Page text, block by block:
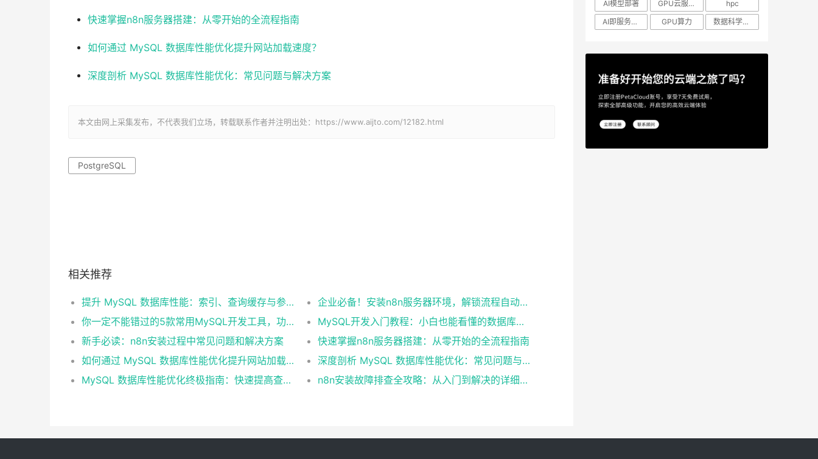
快速掌握n8n服务器搭建：从零开始的全流程指南
如何通过 MySQL 数据库性能优化提升网站加载速度？
深度剖析 MySQL 数据库性能优化：常见问题与解决方案
本文由网上采集发布，不代表我们立场，转载联系作者并注明出处：https://www.aijto.com/12182.html
PostgreSQL
相关推荐
提升 MySQL 数据库性能：索引、查询缓存与参数优化全解析
企业必备！安装n8n服务器环境，解锁流程自动化工具
你一定不能错过的5款常用MySQL开发工具，功能强大又好用
MySQL开发入门教程：小白也能看懂的数据库指南
新手必读：n8n安装过程中常见问题和解决方案
快速掌握n8n服务器搭建：从零开始的全流程指南
如何通过 MySQL 数据库性能优化提升网站加载速度？
深度剖析 MySQL 数据库性能优化：常见问题与解决方案
MySQL 数据库性能优化终极指南：快速提高查询效率的10个技巧
n8n安装故障排查全攻略：从入门到解决的详细指南
AI模型部署
GPU云服务器
hpc
AI即服务平台
GPU算力 数据科学工作流